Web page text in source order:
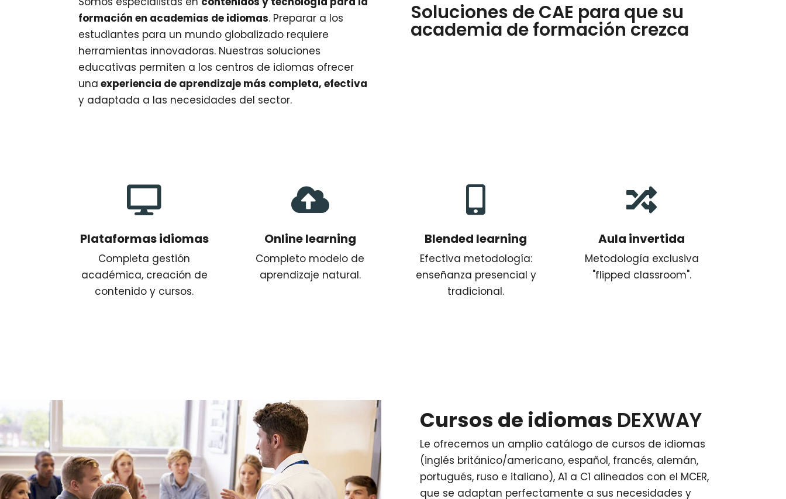
formación en academias de idiomas. Preparar a los
estudiantes para un mundo globalizado requiere
herramientas innovadoras. Nuestras soluciones
educativas permiten a los centros de idiomas ofrecer
una experiencia de aprendizaje más completa, efectiva
y adaptada a las necesidades del sector.
Soluciones de CAE para que su
academia de formación crezca

Plataformas idiomas
Completa gestión
académica, creación de
contenido y cursos.

Online learning
Completo modelo de
aprendizaje natural.

Blended learning
Efectiva metodología:
enseñanza presencial y
tradicional.

Aula invertida
Metodología exclusiva
"flipped classroom".
Cursos de idiomas DEXWAY
Le ofrecemos un amplio catálogo de cursos de idiomas
(inglés británico/americano, español, francés, alemán,
portugués, ruso e italiano), A1 a C1 alineados con el MCER,
que se adaptan perfectamente a sus necesidades y